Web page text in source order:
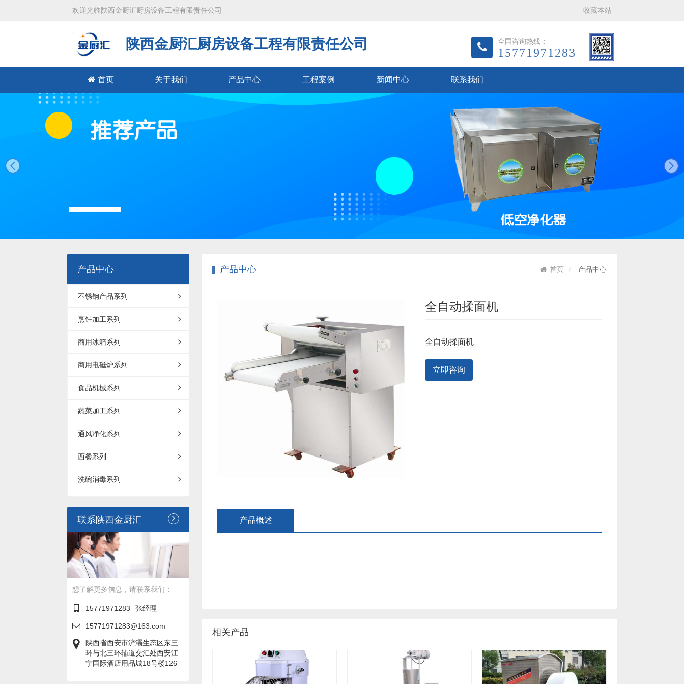
欢迎光临陕西金厨汇厨房设备工程有限责任公司 收藏本站
陕西金厨汇厨房设备工程有限责任公司 全国咨询热线：
15771971283
首页 关于我们 产品中心 工程案例 新闻中心 联系我们
next
产品中心
不锈钢产品系列
烹饪加工系列
商用冰箱系列
商用电磁炉系列
食品机械系列
蔬菜加工系列
通风净化系列
西餐系列
洗碗消毒系列
联系陕西金厨汇
想了解更多信息，请联系我们：
15771971283 张经理
15771971283@163.com
陕西省西安市浐灞生态区东三
环与北三环辅道交汇处西安江
宁国际酒店用品城18号楼126
产品中心 首页 产品中心
全自动揉面机
全自动揉面机
立即咨询
产品概述
相关产品